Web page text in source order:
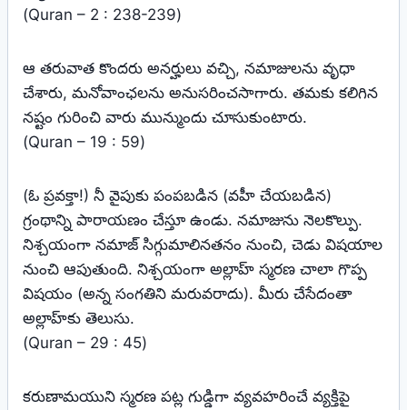
(Quran – 2 : 238-239)
ఆ తరువాత కొందరు అనర్హులు వచ్చి, నమాజులను వృధా
చేశారు, మనోవాంఛలను అనుసరించసాగారు. తమకు కలిగిన
నష్టం గురించి వారు మున్ముందు చూసుకుంటారు.
(Quran – 19 : 59)
(ఓ ప్రవక్తా!) నీ వైపుకు పంపబడిన (వహీ చేయబడిన)
గ్రంథాన్ని పారాయణం చేస్తూ ఉండు. నమాజును నెలకొల్పు.
నిశ్చయంగా నమాజ్‌ సిగ్గుమాలినతనం నుంచి, చెడు విషయాల
నుంచి ఆపుతుంది. నిశ్చయంగా అల్లాహ్‌ స్మరణ చాలా గొప్ప
విషయం (అన్న సంగతిని మరువరాదు). మీరు చేసేదంతా
అల్లాహ్‌కు తెలుసు.
(Quran – 29 : 45)
కరుణామయుని స్మరణ పట్ల గుడ్డిగా వ్యవహరించే వ్యక్తిపై